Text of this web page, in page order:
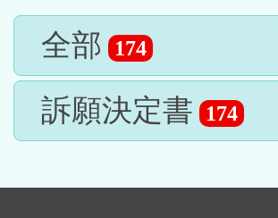
全部 174
訴願決定書 174